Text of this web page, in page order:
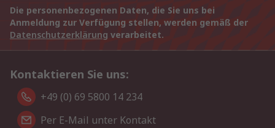
Die personenbezogenen Daten, die Sie uns bei
Anmeldung zur Verfügung stellen, werden gemäß der
Datenschutzerklärung verarbeitet.
Kontaktieren Sie uns:
+49 (0) 69 5800 14 234
Per E-Mail unter Kontakt